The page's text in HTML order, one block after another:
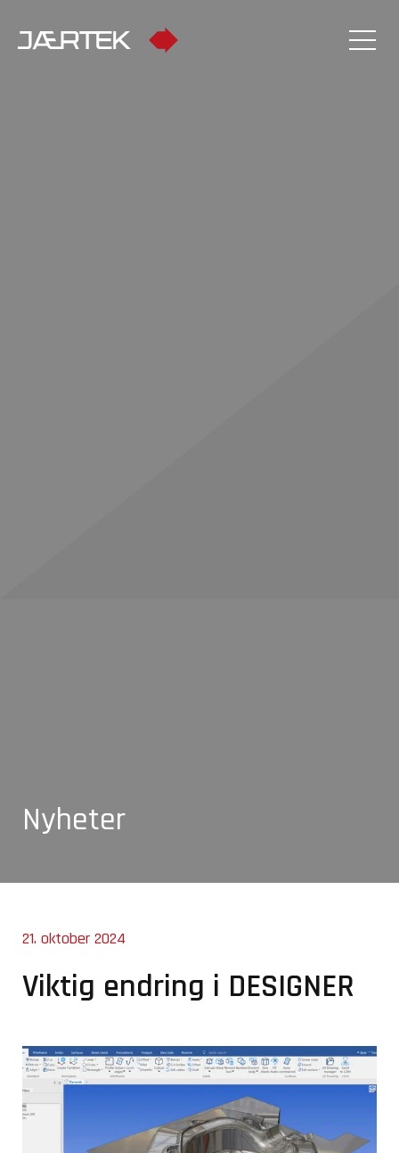
Nyheter
21. oktober 2024
Viktig endring i DESIGNER